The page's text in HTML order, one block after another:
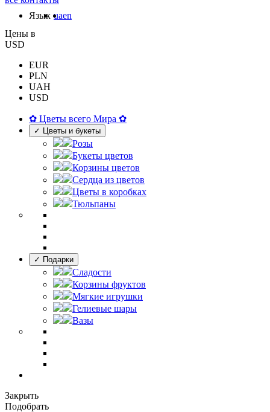
Язык uaen
Цены в
USD
EUR
PLN
UAH
USD
✿ Цветы всего Мира ✿
✓ Цветы и букеты
Розы
Букеты цветов
Корзины цветов
Сердца из цветов
Цветы в коробках
Тюльпаны
✓ Подарки
Сладости
Корзины фруктов
Мягкие игрушки
Гелиевые шары
Вазы
Закрыть
Подобрать